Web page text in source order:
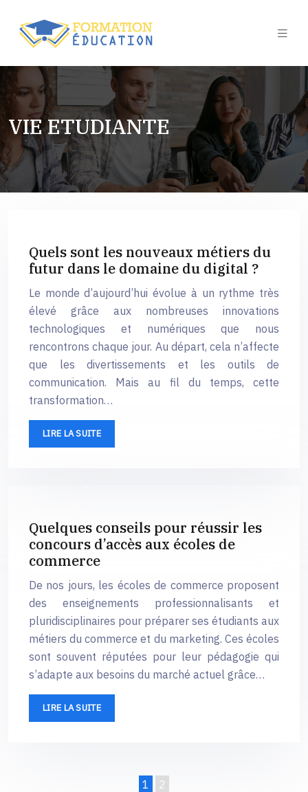
VIE ETUDIANTE
Quels sont les nouveaux métiers du
futur dans le domaine du digital ?
Le monde d’aujourd’hui évolue à un rythme très
élevé grâce aux nombreuses innovations
technologiques et numériques que nous
rencontrons chaque jour. Au départ, cela n’affecte
que les divertissements et les outils de
communication. Mais au fil du temps, cette
transformation…
LIRE LA SUITE
Quelques conseils pour réussir les
concours d’accès aux écoles de
commerce
De nos jours, les écoles de commerce proposent
des enseignements professionnalisants et
pluridisciplinaires pour préparer ses étudiants aux
métiers du commerce et du marketing. Ces écoles
sont souvent réputées pour leur pédagogie qui
s’adapte aux besoins du marché actuel grâce…
LIRE LA SUITE
1 2